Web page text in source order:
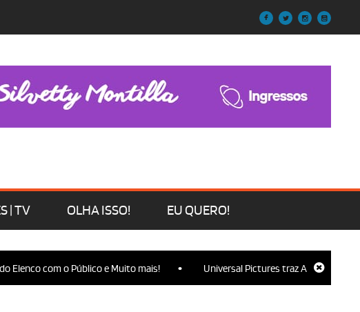
| TV OLHA ISSO! EU QUERO!
Elenco com o Público e Muito mais! Universal Pictures traz Ariana